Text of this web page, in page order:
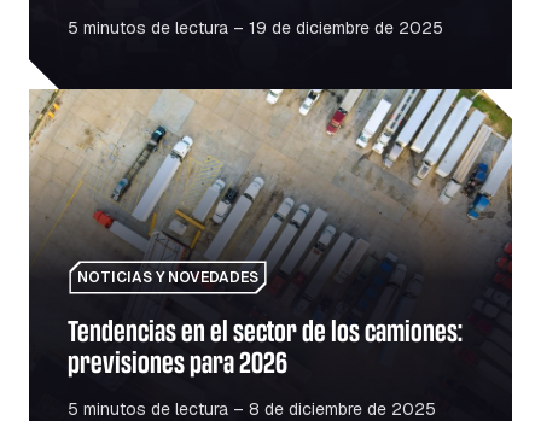
5 minutos de lectura – 19 de diciembre de 2025
Tendencias en el sector de los camiones: previsiones
NOTICIAS Y NOVEDADES
Tendencias en el sector de los camiones:
previsiones para 2026
5 minutos de lectura – 8 de diciembre de 2025